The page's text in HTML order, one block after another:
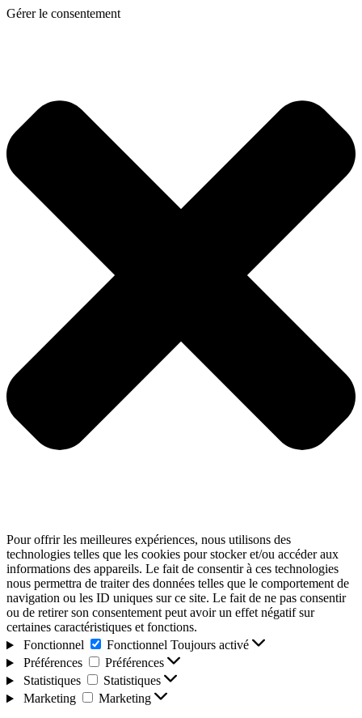
Gérer le consentement
Pour offrir les meilleures expériences, nous utilisons des
technologies telles que les cookies pour stocker et/ou accéder aux
informations des appareils. Le fait de consentir à ces technologies
nous permettra de traiter des données telles que le comportement de
navigation ou les ID uniques sur ce site. Le fait de ne pas consentir
ou de retirer son consentement peut avoir un effet négatif sur
certaines caractéristiques et fonctions.
Fonctionnel
Fonctionnel Toujours activé
Préférences
Préférences
Statistiques
Statistiques
Marketing
Marketing